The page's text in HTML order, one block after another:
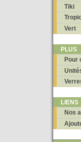
Tiki
Vert
PLUS
Pour
LIENS
Nos